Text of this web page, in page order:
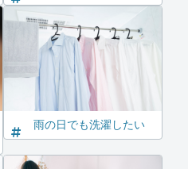
雨の日でも洗濯したい